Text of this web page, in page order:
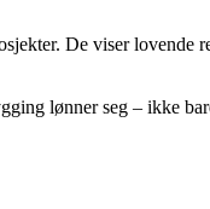
De viser
lønner seg – ikke